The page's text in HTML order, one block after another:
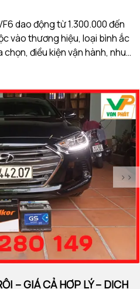
dao động từ 1.300.000 đến
vào thương hiệu, loại bình ắc
điều kiện vận hành, nhu
>>
– GIÁ CẢ HỢP LÝ – DỊCH